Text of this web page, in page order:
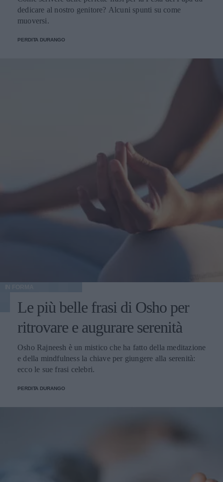
dedicare al nostro genitore? Alcuni spunti su come
muoversi.
PERDITA DURANGO
Le più belle frasi di Osho per
ritrovare e augurare serenità
Osho Rajneesh è un mistico che ha fatto della meditazione
e della mindfulness la chiave per giungere alla serenità:
ecco le sue frasi celebri.
PERDITA DURANGO